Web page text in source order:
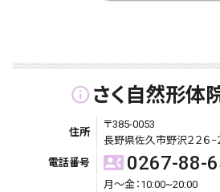
info_outline さく自然形体
住所
〒385-0053
長野県佐久市野沢２２６−
電話番号
contact_phone 0267-88-
月〜金：10:00~20:00